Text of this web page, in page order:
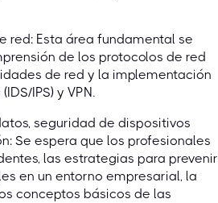
red: Esta área fundamental se
de los protocolos de red
de red y la implementación
IPS) y VPN.
seguridad de dispositivos
Se espera que los profesionales
las estrategias para prevenir
en un entorno empresarial, la
conceptos básicos de las